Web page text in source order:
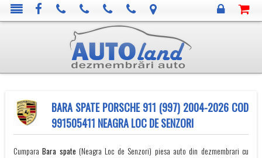
BARA SPATE PORSCHE 911 (997) 2004-2026 COD
991505411 NEAGRA LOC DE SENZORI
CumparaBara spate (Neagra Loc de Senzori) piesa auto din dezmembrari cu